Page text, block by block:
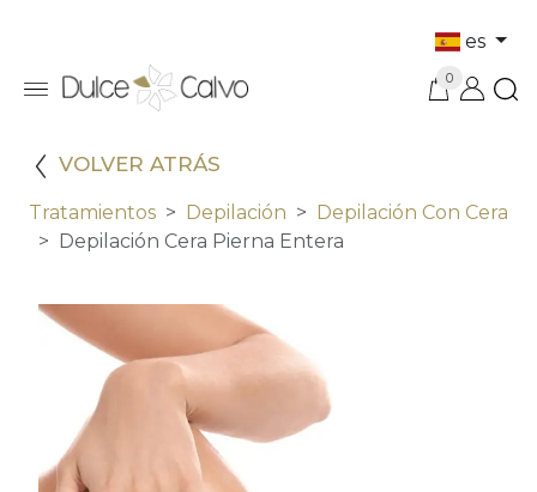
es
0
VOLVER ATRÁS
Tratamientos Depilación
Depilación Con Cera
Depilación Cera Pierna Entera